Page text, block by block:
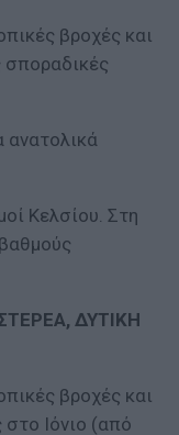
βροχές και
σποραδικές
ανατολικά
Κελσίου. Στη
ΔΥΤΙΚΗ
βροχές και
στο Ιόνιο (από